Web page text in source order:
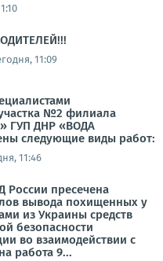
11:09
№2 филиала
ГУП ДНР «ВОДА
следующие виды работ:
11:46
России пресечена
вывода похищенных у
из Украины средств
безопасности
во взаимодействии с
работа 9...